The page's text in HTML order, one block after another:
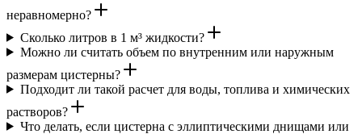
неравномерно?
Сколько литров в 1 м³ жидкости?
Можно ли считать объем по внутренним или наружным
размерам цистерны?
Подходит ли такой расчет для воды, топлива и химических
растворов?
Что делать, если цистерна с эллиптическими днищами или